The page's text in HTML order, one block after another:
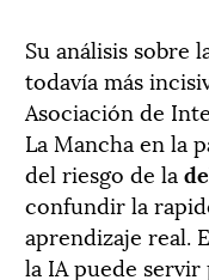
Su análisis sobre
todavía más
Asociación de
La Mancha en la
del riesgo de la
confundir la
aprendizaje real.
la IA puede